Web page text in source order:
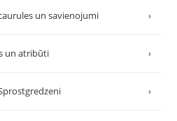
un savienojumi ›
un atribūti ›
›